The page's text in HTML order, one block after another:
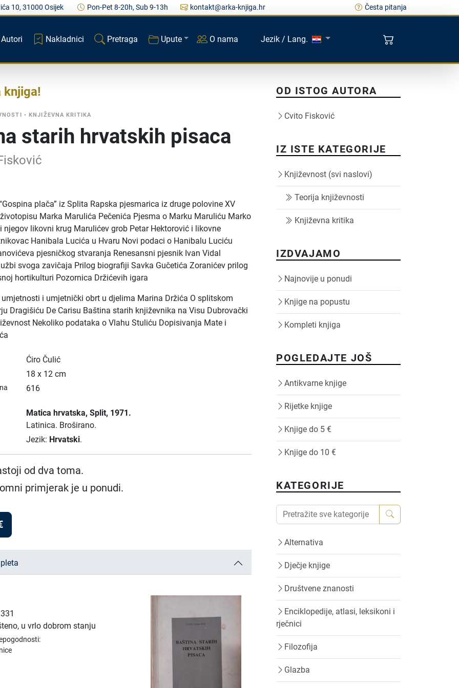
10, 31000 Osijek Pon-Pet 8-20h, Sub 9-13h kontakt@arka-knjiga.hr Česta pitanja
Autori Nakladnici Pretraga Upute O nama Jezik / Lang.
knjiga
•KNJIŽEVNA KRITIKA
starih hrvatskih pisaca
plača” iz Splita Rapska pjesmarica iz druge polovine XV
Marka Marulića Pečenića Pjesma o Marku Maruliću Marko
njegov likovni krug Marulićev grob Petar Hektorović i likovne
Hanibala Lucića u Hvaru Novi podaci o Hanibalu Luciću
pjesničkog stvaranja Renesansni pjesnik Ivan Vidal
svoga zavičaja Prilog biografiji Savka Gučetića Zoranićev prilog
hortikulturi Pozornica Držićevih igara
i umjetnički obrt u djelima Marina Držića O splitskom
Dragišiću De Carisu Baština starih književnika na Visu Dubrovački
Nekoliko podataka o Vlahu Stuliću Dopisivanja Mate i
Ćiro Čulić
18 x 12 cm
616
Matica hrvatska, Split, 1971.
Latinica. Broširano.
Jezik: Hrvatski.
od dva toma.
primjerak je u ponudi.
u vrlo dobrom stanju
OD ISTOG AUTORA
Cvito Fisković
IZ ISTE KATEGORIJE
Književnost (svi naslovi)
Teorija književnosti
Književna kritika
IZDVAJAMO
Najnovije u ponudi
Knjige na popustu
Kompleti knjiga
POGLEDAJTE JOŠ
Antikvarne knjige
Rijetke knjige
Knjige do 5 €
Knjige do 10 €
KATEGORIJE
Alternativa
Dječje knjige
Društvene znanosti
Enciklopedije, atlasi, leksikoni i
rječnici
Filozofija
Glazba